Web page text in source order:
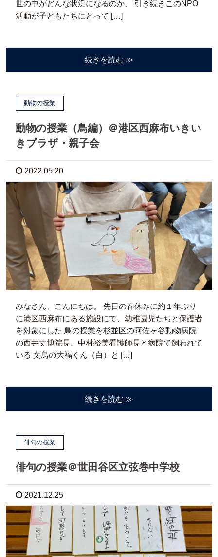
世の中がどんな状況になるのか、 引き続きこのNPO
活動が子どもたちにとって […]
続きを読む ≫
動物の授業
動物の授業（鳥編）＠港区西麻布いきい
きプラザ・親子会
2022.05.20
みなさん、こんにちは。 先日の春休みに約１年ぶり
に港区西麻布にある施設にて、幼稚園児たちと保護者
を対象にした 鳥の授業を杉並区の阿佐ヶ谷動物病院
の西井丈博院長、中村裕美看護師長と病院で飼われて
いる 文鳥の大福くん（白）と […]
続きを読む ≫
俳句の授業
俳句の授業＠世田谷区立弦巻中学校
2021.12.25